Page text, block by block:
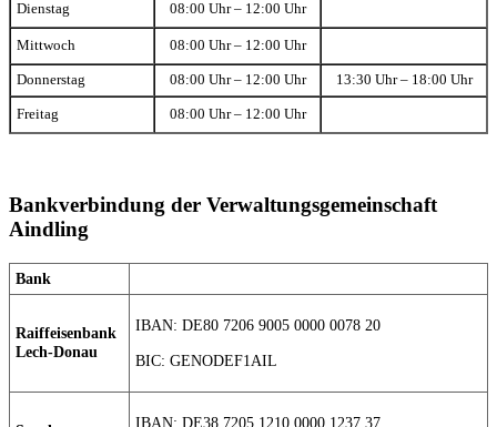
Dienstag 08:00 Uhr – 12:00 Uhr
Mittwoch 08:00 Uhr – 12:00 Uhr
Donnerstag 08:00 Uhr – 12:00 Uhr 13:30 Uhr – 18:00 Uhr
Freitag 08:00 Uhr – 12:00 Uhr
Bankverbindung der Verwaltungsgemeinschaft
Aindling
Bank
Raiffeisenbank
Lech-Donau
IBAN: DE80 7206 9005 0000 0078 20
BIC: GENODEF1AIL
IBAN: DE38 7205 1210 0000 1237 37